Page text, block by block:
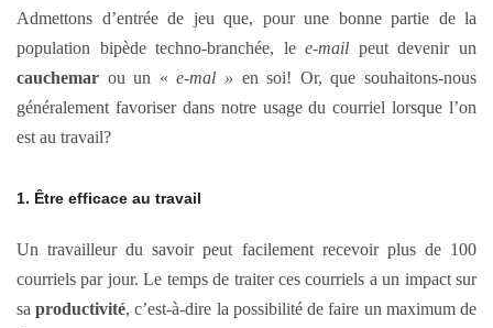
Admettons d’entrée de jeu que, pour une bonne partie de la
population bipède techno-branchée, lee-mail peut devenir un
cauchemar ou un «e-mal » en soi! Or, que souhaitons-nous
généralement favoriser dans notre usage du courriel lorsque l’on
est au travail?
1. Être efficace au travail
Un travailleur du savoir peut facilement recevoir plus de 100
courriels par jour. Le temps de traiter ces courriels a un impact sur
saproductivité, c’est-à-dire la possibilité de faire un maximum de